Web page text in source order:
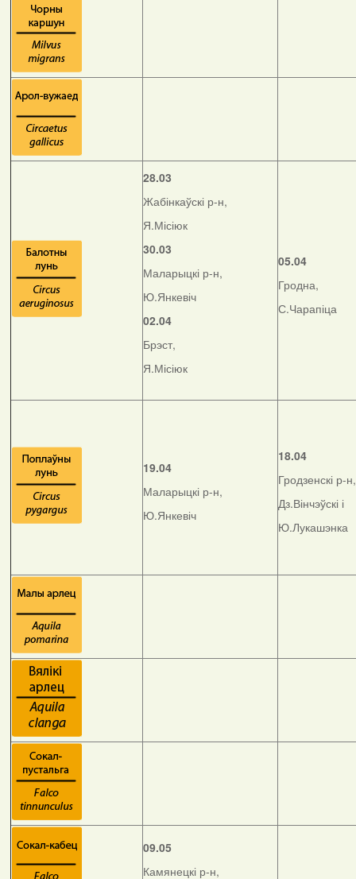
28.03
Жабінкаўскі р-н,
Я.Місіюк
30.03
Маларыцкі р-н,
Ю.Янкевіч
02.04
Брэст,
Я.Місіюк
05.04
Гродна,
С.Чарапіца
19.04
Маларыцкі р-н,
Ю.Янкевіч
18.04
Гродзенскі р-н,
Дз.Вінчэўскі і
Ю.Лукашэнка
09.05
Камянецкі р-н,